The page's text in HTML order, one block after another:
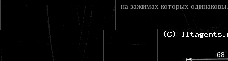
на зажимах которых одинаковы.